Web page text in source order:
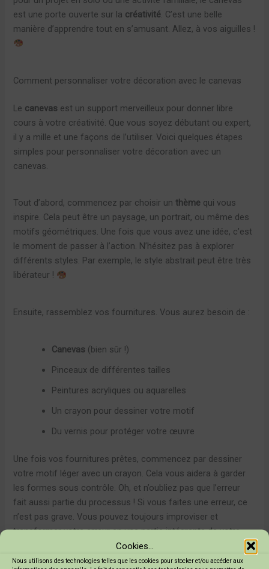
Cookies...
Nous utilisons des technologies telles que les cookies pour stocker et/ou accéder aux
est une porte ouverte sur la créativité. C’est une belle
manière d’apprendre tout en s’amusant. Allez, à vos aiguilles !
Comment personnaliser votre décoration avec le canevas
Le canevas est un support merveilleux pour donner libre
cours à votre créativité. Que vous soyez débutant ou expert,
il y a mille et une façons de l’utiliser. Voici quelques étapes
simples pour personnaliser votre décoration avec un
canevas.
Tout d’abord, commencez par choisir unthème qui vous
inspire. Cela peut être un paysage, un portrait, ou même des
motifs géométriques. Une fois que vous avez une idée, c’est
le moment de passer à l’action. N’hésitez pas à explorer
différents styles. Par exemple, le style abstrait peut être très
libérateur !
Ensuite, rassemblez vos fournitures. Vous aurez besoin de :
Canevas (bien sûr !)
Pinceaux de différentes tailles
Peintures acryliques ou aquarelles
Un crayon pour dessiner votre motif
Du vernis pour protéger votre œuvre
Une fois vos fournitures prêtes, commencez par dessiner
votre motif léger avec un crayon. Cela vous aidera à garder
les formes sous contrôle. Oh, et n’oubliez pas que l’erreur
fait aussi partie du processus ! Si vous faites une erreur, ce
n’est pas grave. Vous pouvez toujours improviser et
transformer votre erreur en une partie intégrante de votre
œuvre. C’est ça, l’esprit DIY !